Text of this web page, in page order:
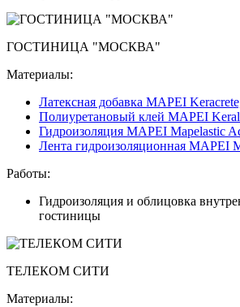
ГОСТИНИЦА "МОСКВА"
Материалы:
Латексная добавка MAPEI
Полиуретановый клей MAPEI
Гидроизоляция MAPEI Mapelastic
Лента гидроизоляционная MAPEI
Работы:
Гидроизоляция и облицовка
гостиницы
ТЕЛЕКОМ СИТИ
Материалы: